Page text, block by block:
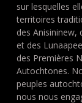
sur lesquelles
territoires
des Anisininew,
et des
des Premières
Autochtones.
peuples
nous nous